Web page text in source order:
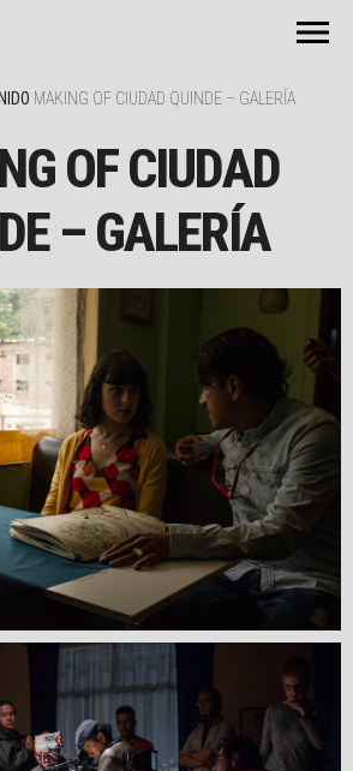
MAKING OF CIUDAD QUINDE – GALERÍA
OF CIUDAD
– GALERÍA